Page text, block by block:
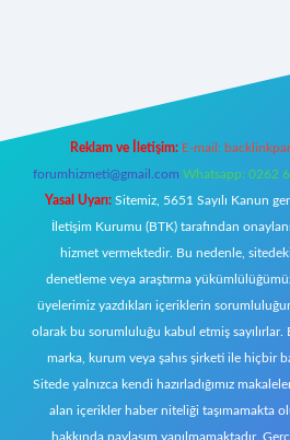
Reklam ve İletişim: E-mail:
forumhizmeti@gmail.com Whatsapp: 0262
Yasal Uyarı: Sitemiz, 5651 Sayılı Kanun
İletişim Kurumu (BTK) tarafından
hizmet vermektedir. Bu nedenle,
denetleme veya araştırma
üyelerimiz yazdıkları içeriklerin
olarak bu sorumluluğu kabul etmiş
marka, kurum veya şahıs şirketi ile hiçbir
Sitede yalnızca kendi hazırladığımız
alan içerikler haber niteliği taşımamakta
hakkında paylaşım yapılmamaktadır.